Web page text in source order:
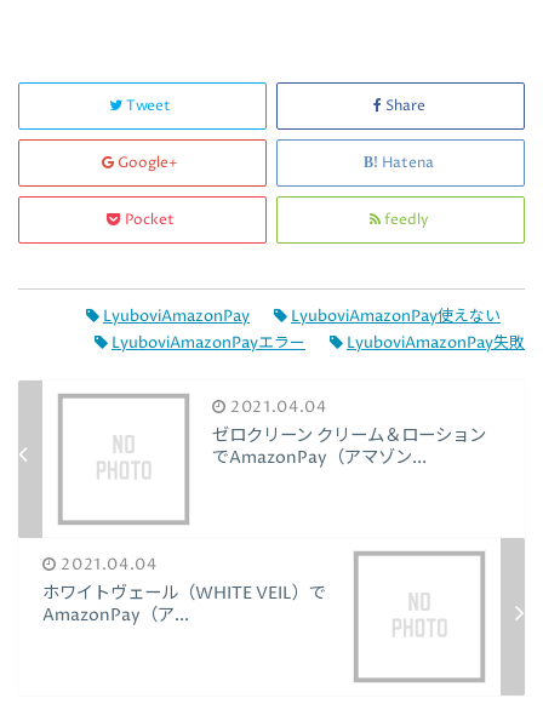
Tweet Share
Google+ Hatena
Pocket feedly
LyuboviAmazonPay
LyuboviAmazonPay使えない
LyuboviAmazonPayエラー
LyuboviAmazonPay失敗
2021.04.04
ゼロクリーン クリーム＆ローション
でAmazonPay（アマゾン...
2021.04.04
ホワイトヴェール（WHITE VEIL）で
AmazonPay（ア...